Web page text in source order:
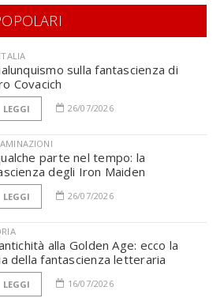
sulla fantascienza di
Covacich
LEGGI 26/07/2026
parte nel tempo: la
degli Iron Maiden
LEGGI 26/07/2026
alla Golden Age: ecco la
della fantascienza letteraria
LEGGI 16/07/2026